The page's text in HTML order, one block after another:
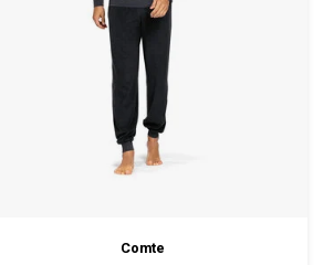
Comte